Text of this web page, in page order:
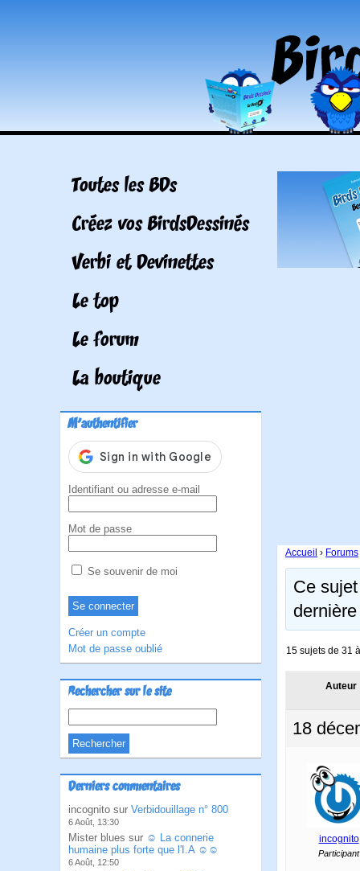
Toutes les BDs
Créez vos BirdsDessinés
Verbi et Devinettes
Le top
Le forum
La boutique
M'authentifier
Identifiant ou adresse e-mail
Mot de passe
Se souvenir de moi
Créer un compte
Mot de passe oublié
Rechercher sur le site
Derniers commentaires
incognito sur Verbidouillage n° 800
6 Août, 13:30
Mister blues sur ☺ La connerie
humaine plus forte que l'I.A ☺☺
6 Août, 12:50
Accueil › Forums
Ce
15 sujets de 31
Auteur
18
incognito
Participant